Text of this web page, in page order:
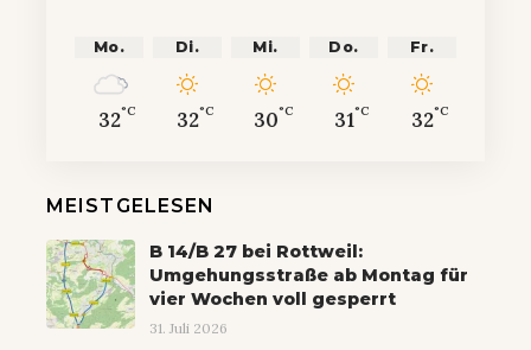
Mo.
32°C
Di.
32°C
Mi.
30°C
Do.
31°C
Fr.
32°C
MEISTGELESEN
B 14/B 27 bei Rottweil:
Umgehungsstraße ab Montag für
vier Wochen voll gesperrt
31. Juli 2026